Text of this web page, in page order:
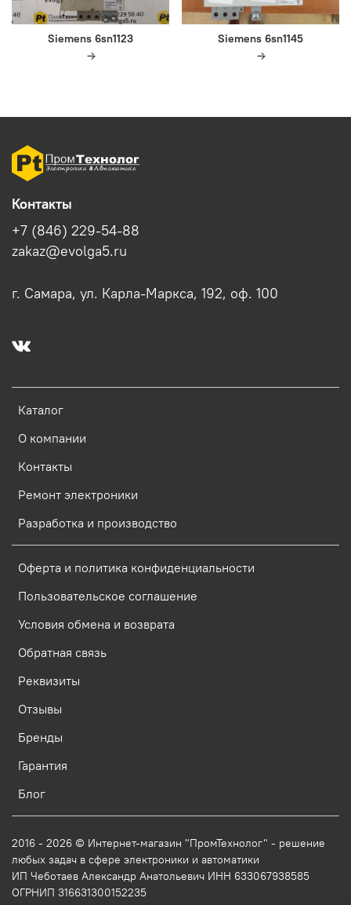
Siemens 6sn1123 Siemens 6sn1145
Каталог
О компании
Контакты
Ремонт электроники
Разработка и производство
Оферта и политика конфиденциальности
Пользовательское соглашение
Условия обмена и возврата
Обратная связь
Реквизиты
Отзывы
Бренды
Гарантия
Блог
Контакты
+7 (846) 229-54-88
zakaz@evolga5.ru
г. Самара, ул. Карла-Маркса, 192, оф. 100
2016 - 2026 © Интернет-магазин "ПромТехнолог" - решение
любых задач в сфере электроники и автоматики
ИП Чеботаев Александр Анатольевич ИНН 633067938585
ОГРНИП 316631300152235